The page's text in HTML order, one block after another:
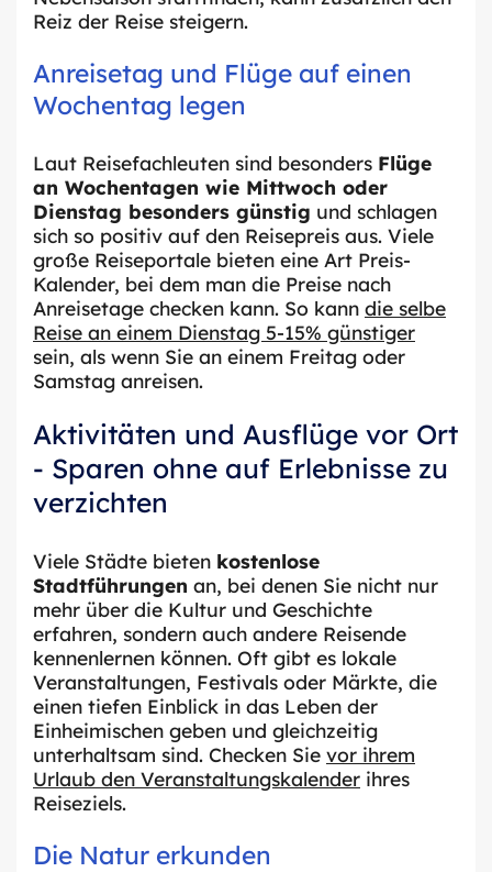
Reiz der Reise steigern.
Anreisetag und Flüge auf einen
Wochentag legen
Laut Reisefachleuten sind besonders Flüge
an Wochentagen wie Mittwoch oder
Dienstag besonders günstig und schlagen
sich so positiv auf den Reisepreis aus. Viele
große Reiseportale bieten eine Art Preis-
Kalender, bei dem man die Preise nach
Anreisetage checken kann. So kann die selbe
Reise an einem Dienstag 5-15% günstiger
sein, als wenn Sie an einem Freitag oder
Samstag anreisen.
Aktivitäten und Ausflüge vor Ort
- Sparen ohne auf Erlebnisse zu
verzichten
Viele Städte bieten kostenlose
Stadtführungen an, bei denen Sie nicht nur
mehr über die Kultur und Geschichte
erfahren, sondern auch andere Reisende
kennenlernen können. Oft gibt es lokale
Veranstaltungen, Festivals oder Märkte, die
einen tiefen Einblick in das Leben der
Einheimischen geben und gleichzeitig
unterhaltsam sind. Checken Sie vor ihrem
Urlaub den Veranstaltungskalender ihres
Reiseziels.
Die Natur erkunden